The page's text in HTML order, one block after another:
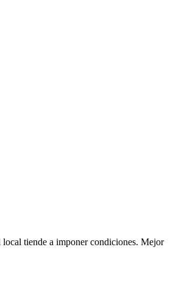
tiende a imponer condiciones. Mejor